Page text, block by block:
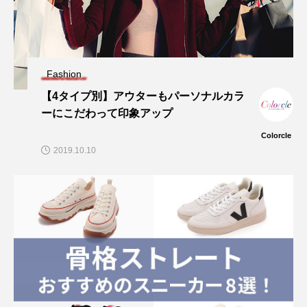
Fashion
【4タイプ別】アウターもパーソナルカラ
ーにこだわって印象アップ
Colorcle
2019.10.10